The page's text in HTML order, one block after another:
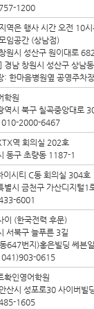
1200
역은 행사 시간 오전 10
임공간 (상남점)
원시 성산구 원이대로
경남 창원시 성산구 상남
: 한마음병원옆 공영주
학원
역시 북구 칠곡중앙대로
010-2000-6467
역 회의실 202호
동구 초량동 1187-1
이시티 C동 회의실 304호
별시 금천구 가산디지털1
6001
이 (한국전력 후문)
서북구 늘푸른 3길
647번지)홍은빌딩 쎄븐
041)903-0615
확인영어학원
산시 성포로30 사이버빌
1605